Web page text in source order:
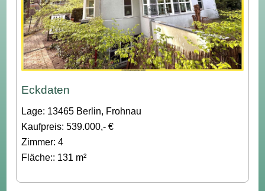
Eckdaten
Lage: 13465 Berlin, Frohnau
Kaufpreis: 539.000,- €
Zimmer: 4
Fläche:: 131 m²